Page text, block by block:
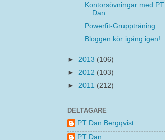
Kontorsövningar med PT
Dan
Powerfit-Gruppträning
Bloggen kör igång igen!
► 2013 (106)
► 2012 (103)
► 2011 (212)
DELTAGARE
PT Dan Bergqvist
PT Dan